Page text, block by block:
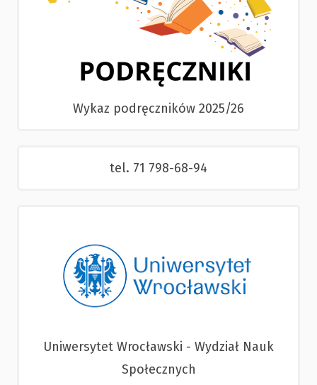
Wykaz podręczników 2025/26
tel. 71 798-68-94
Uniwersytet Wrocławski - Wydział Nauk
Społecznych